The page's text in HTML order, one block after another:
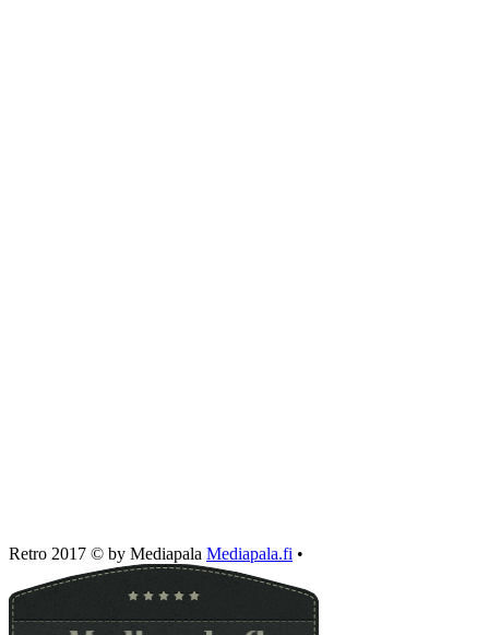
Retro 2017 © by Mediapala Mediapala.fi •